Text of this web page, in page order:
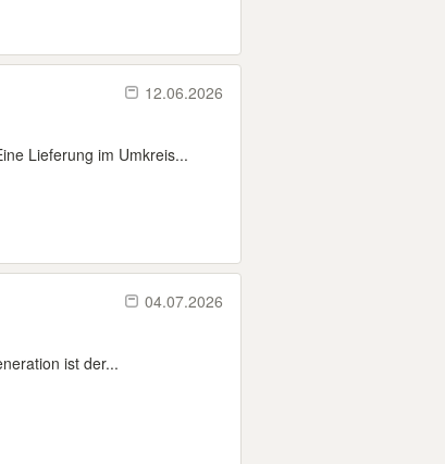
12.06.2026
Lieferung im Umkreis...
04.07.2026
ist der...